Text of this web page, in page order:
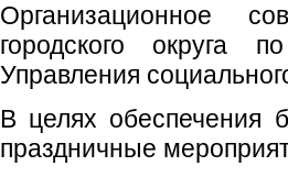
Организационное
городского округа
Управления
В целях обеспечения
праздничные